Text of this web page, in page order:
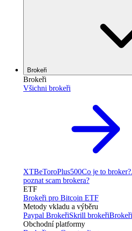
Brokeři
Brokeři
Všichni brokeři
XTBeToroPlus500Co je to broker?
poznat scam brokera?
ETF
Brokeři pro Bitcoin ETF
Metody vkladu a výběru
Paypal BrokeřiSkrill brokeři
Obchodní platformy